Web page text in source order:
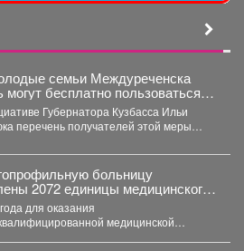
семьи Междуреченска
могут бесплатно пользоваться
первой необходимости для
Губернатора Кузбасса Ильи
перечень получателей этой меры
больницу
2072 единицы медицинского
на общую сумму 490,6
для оказания
медицинской